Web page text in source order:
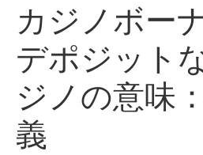
カジノボー
デポジット
ジノの意味
義